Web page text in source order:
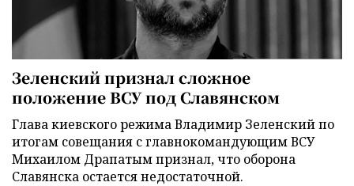
Зеленский признал сложное
положение ВСУ под Славянском
Глава киевского режима Владимир Зеленский по
итогам совещания с главнокомандующим ВСУ
Михаилом Драпатым признал, что оборона
Славянска остается недостаточной.